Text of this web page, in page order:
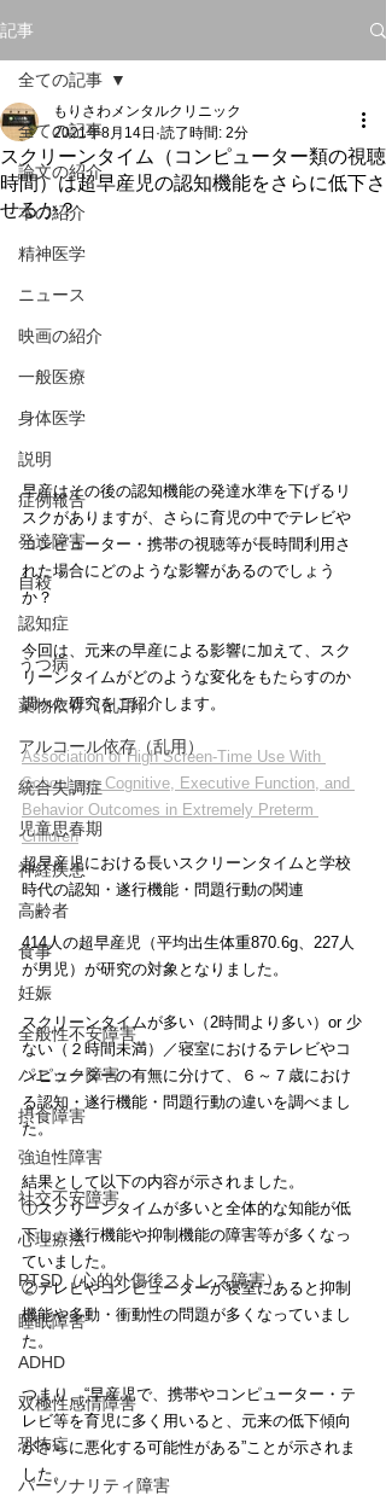
記事
全ての記事
論文の紹介
本の紹介
精神医学
ニュース
映画の紹介
一般医療
身体医学
説明
症例報告
発達障害
自殺
認知症
うつ病
薬物依存（乱用）
アルコール依存（乱用）
統合失調症
児童思春期
神経疾患
高齢者
食事
妊娠
全般性不安障害
パニック障害
摂食障害
強迫性障害
社交不安障害
心理療法
PTSD（心的外傷後ストレス障害）
睡眠障害
ADHD
双極性感情障害
恐怖症
パーソナリティ障害
全ての記事
スクリーンタイム（コンピューター類の視聴
時間）は超早産児の認知機能をさらに低下さ
せるか？
もりさわメンタルクリニック
2021年8月14日 読了時間: 2分
早産はその後の認知機能の発達水準を下げるリ
スクがありますが、さらに育児の中でテレビや
コンピューター・携帯の視聴等が長時間利用さ
れた場合にどのような影響があるのでしょう
か？
今回は、元来の早産による影響に加えて、スク
リーンタイムがどのような変化をもたらすのか
調べた研究をご紹介します。
Association of High Screen-Time Use With
School-age Cognitive, Executive Function, and
Behavior Outcomes in Extremely Preterm
Children
超早産児における長いスクリーンタイムと学校
時代の認知・遂行機能・問題行動の関連
414人の超早産児（平均出生体重870.6g、227人
が男児）が研究の対象となりました。
スクリーンタイムが多い（2時間より多い）or 少
ない（２時間未満）／寝室におけるテレビやコ
ンピューターの有無に分けて、６～７歳におけ
る認知・遂行機能・問題行動の違いを調べまし
た。
結果として以下の内容が示されました。
①スクリーンタイムが多いと全体的な知能が低
下し、遂行機能や抑制機能の障害等が多くなっ
ていました。
②テレビやコンピューターが寝室にあると抑制
機能や多動・衝動性の問題が多くなっていまし
た。
つまり、“早産児で、携帯やコンピューター・テ
レビ等を育児に多く用いると、元来の低下傾向
がさらに悪化する可能性がある”ことが示されま
した。